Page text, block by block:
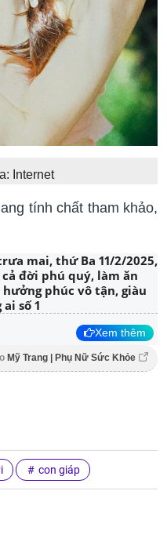
Internet
tính chất tham khảo,
mai, thứ Ba 11/2/2025,
cả đời phú quý, làm ăn
phúc vô tận, giàu
số 1
Xem thêm
Mỹ Trang | Phụ Nữ Sức Khỏe
con giáp